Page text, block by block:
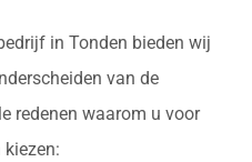
in Tonden bieden wij
van de
redenen waarom u voor